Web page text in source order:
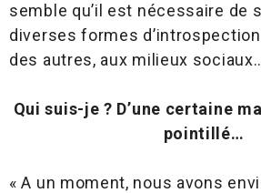
semble qu’il est nécessaire de
diverses formes
des autres, aux milieux
Qui suis-je ? D’une certaine
pointillé…
« A un moment, nous avons